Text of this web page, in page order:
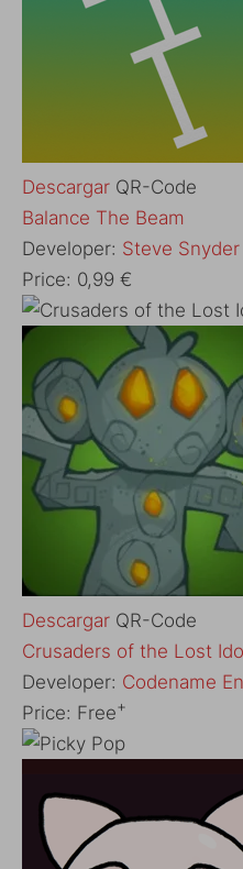
Descargar QR-Code
‎Balance The Beam
Developer: Steve Snyder
Price: 0,99 €
Descargar QR-Code
Crusaders of the Lost
Developer: Codename
Price: Free+